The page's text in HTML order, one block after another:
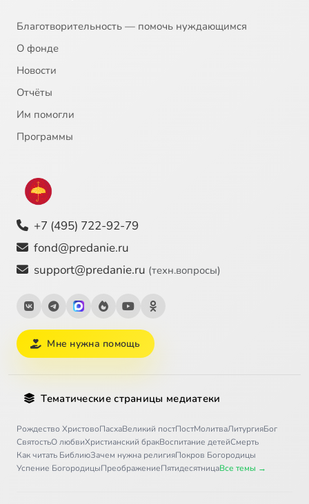
Благотворительность — помочь нуждающимся
О фонде
Новости
Отчёты
Им помогли
Программы
+7 (495) 722-92-79
fond@predanie.ru
support@predanie.ru (техн.вопросы)
Мне нужна помощь
Тематические страницы медиатеки
Рождество ХристовоПасхаВеликий постПостМолитваЛитургияБог
СвятостьО любвиХристианский бракВоспитание детейСмерть
Как читать БиблиюЗачем нужна религияПокров Богородицы
Успение БогородицыПреображениеПятидесятницаВсе темы →